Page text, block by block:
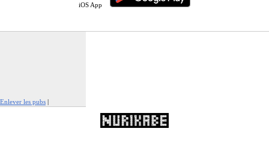
iOS App
Enlever les pubs |